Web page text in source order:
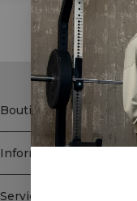
Boutique
Information
Service client